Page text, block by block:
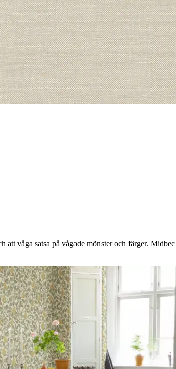
våga satsa på vågade mönster och färger.